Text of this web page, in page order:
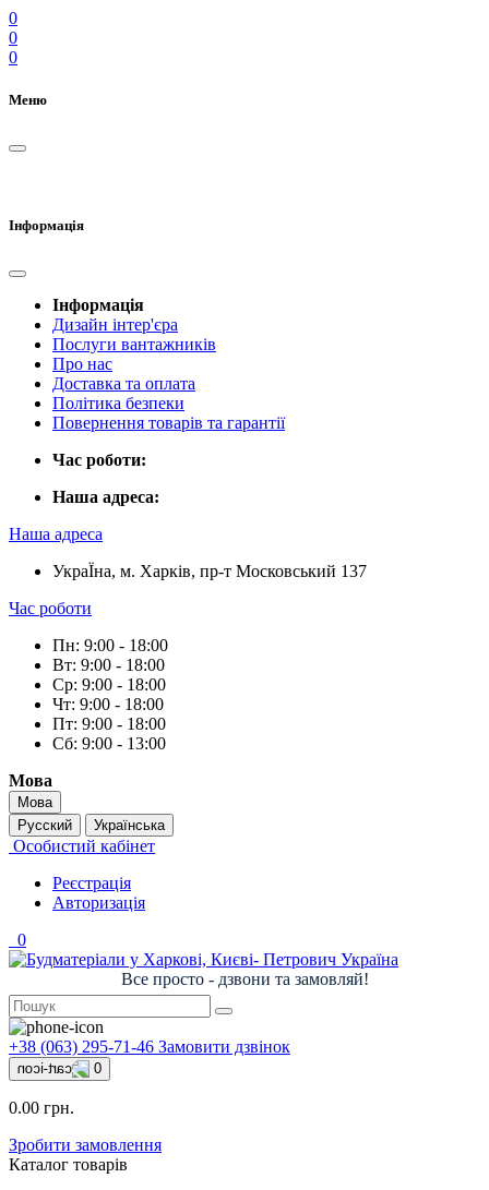
0
0
0
Меню
Інформація
Інформація
Дизайн інтер'єра
Послуги вантажників
Про нас
Доставка та оплата
Політика безпеки
Повернення товарів та гарантії
Час роботи:
Наша адреса:
Наша адреса
УкраЇна, м. Харків, пр-т Московський 137
Час роботи
Пн: 9:00 - 18:00
Вт: 9:00 - 18:00
Ср: 9:00 - 18:00
Чт: 9:00 - 18:00
Пт: 9:00 - 18:00
Сб: 9:00 - 13:00
Мова
Мова
Русский
Українська
Особистий кабінет
Реєстрація
Авторизація
0
Все просто - дзвони та замовляй!
+38 (063) 295-71-46 Замовити дзвінок
0
0.00 грн.
Зробити замовлення
Каталог товарів